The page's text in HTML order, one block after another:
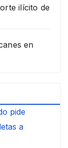
ilícito de
en
pide
a